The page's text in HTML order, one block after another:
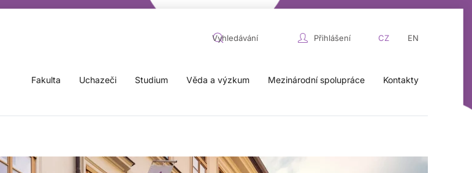
Přihlášení CZ EN
Fakulta Uchazeči Studium Věda a výzkum Mezinárodní spolupráce Kontakty